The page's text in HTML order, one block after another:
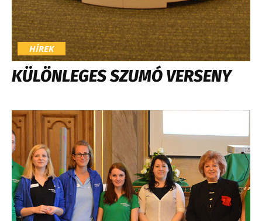
HÍREK
KÜLÖNLEGES SZUMÓ VERSENY